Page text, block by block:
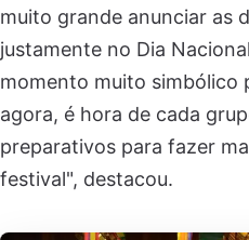
muito grande anunciar as
justamente no Dia
momento muito simbólico
agora, é hora de cada
preparativos para fazer
festival", destacou.